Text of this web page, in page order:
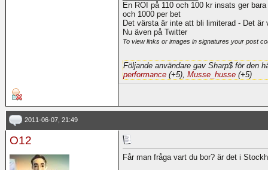
En ROI på 110 och 100 kr insats ger
och 1000 per bet
Det värsta är inte att bli limiterad - Det är
Nu även på Twitter
To view links or images in signatures your post
Följande användare gav Sharp$ för den
performance (+5), Musse_husse (+5)
2011-06-07, 21:49
O12
Får man fråga vart du bor? är det i